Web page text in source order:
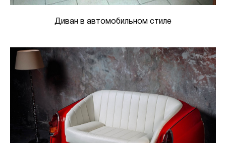
Диван в автомобильном стиле